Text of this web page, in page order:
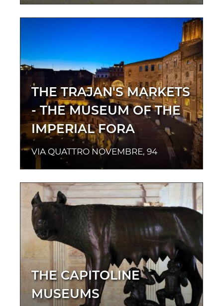
THE TRAJAN'S MARKETS
- THE MUSEUM OF THE
IMPERIAL FORA
VIA QUATTRO NOVEMBRE, 94
THE CAPITOLINE
MUSEUMS